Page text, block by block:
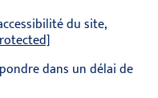
du site,
dans un délai de